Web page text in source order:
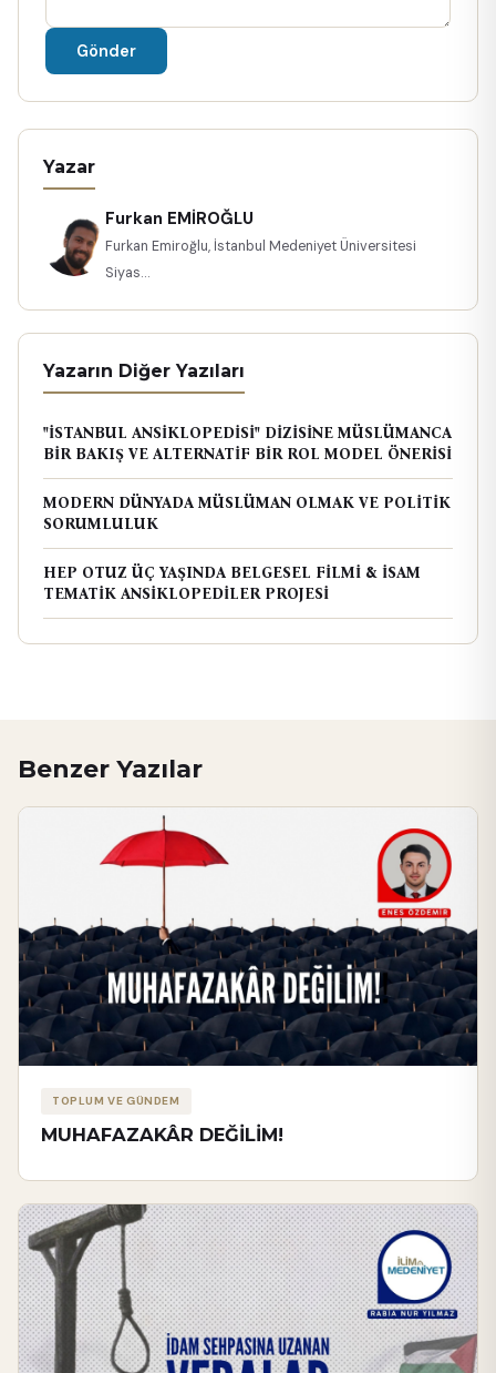
Gönder
Yazar
Furkan EMİROĞLU
Furkan Emiroğlu, İstanbul Medeniyet Üniversitesi
Siyas...
Yazarın Diğer Yazıları
"İSTANBUL ANSİKLOPEDİSİ" DİZİSİNE MÜSLÜMANCA
BİR BAKIŞ VE ALTERNATİF BİR ROL MODEL ÖNERİSİ
MODERN DÜNYADA MÜSLÜMAN OLMAK VE POLİTİK
SORUMLULUK
HEP OTUZ ÜÇ YAŞINDA BELGESEL FİLMİ & İSAM
TEMATİK ANSİKLOPEDİLER PROJESİ
Benzer Yazılar
TOPLUM VE GÜNDEM
MUHAFAZAKÂR DEĞİLİM!